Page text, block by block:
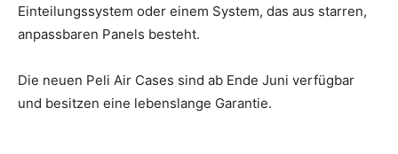
Einteilungssystem oder einem System, das aus starren,
anpassbaren Panels besteht.
Die neuen Peli Air Cases sind ab Ende Juni verfügbar
und besitzen eine lebenslange Garantie.